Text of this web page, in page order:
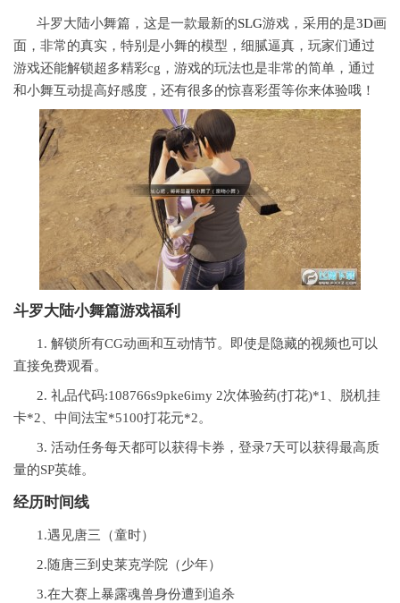
斗罗大陆小舞篇，这是一款最新的SLG游戏，采用的是3D画
面，非常的真实，特别是小舞的模型，细腻逼真，玩家们通过
游戏还能解锁超多精彩cg，游戏的玩法也是非常的简单，通过
和小舞互动提高好感度，还有很多的惊喜彩蛋等你来体验哦！
斗罗大陆小舞篇游戏福利
1. 解锁所有CG动画和互动情节。即使是隐藏的视频也可以
直接免费观看。
2. 礼品代码:108766s9pke6imy 2次体验药(打花)*1、脱机挂
卡*2、中间法宝*5100打花元*2。
3. 活动任务每天都可以获得卡券，登录7天可以获得最高质
量的SP英雄。
经历时间线
1.遇见唐三（童时）
2.随唐三到史莱克学院（少年）
3.在大赛上暴露魂兽身份遭到追杀